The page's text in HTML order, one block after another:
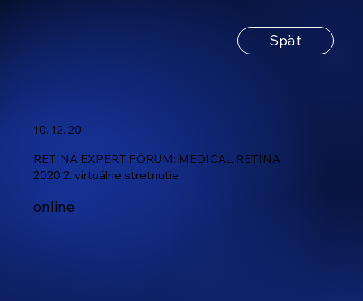
Späť
10. 12. 20
RETINA EXPERT FÓRUM: MEDICAL RETINA
2020 2. virtuálne stretnutie
online